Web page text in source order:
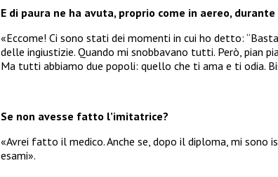
E di paura ne ha avuta, proprio come in aereo,
«Eccome! Ci sono stati dei momenti in cui ho detto:
delle ingiustizie. Quando mi snobbavano tutti. Però, pian
Ma tutti abbiamo due popoli: quello che ti ama e ti odia.
Se non avesse fatto l’imitatrice?
«Avrei fatto il medico. Anche se, dopo il diploma, mi sono
esami».